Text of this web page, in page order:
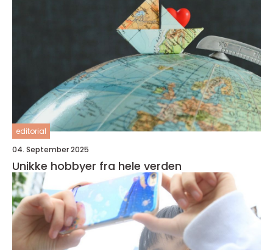
editorial
04. September 2025
Unikke hobbyer fra hele verden